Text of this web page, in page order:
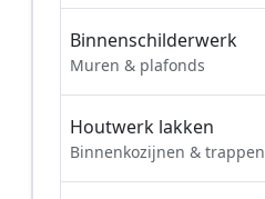
Binnenschilderwerk
Muren & plafonds
Houtwerk lakken
Binnenkozijnen & trappen